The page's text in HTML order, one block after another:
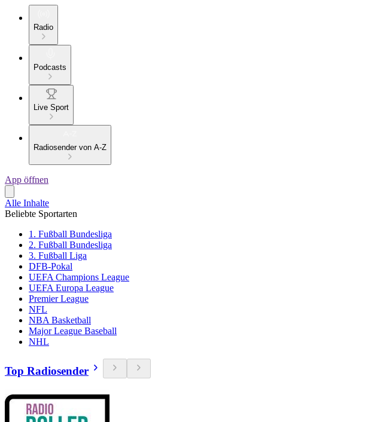
Radio
Podcasts
Live Sport
Radiosender von A-Z
App öffnen
Alle Inhalte
Beliebte Sportarten
1. Fußball Bundesliga
2. Fußball Bundesliga
3. Fußball Liga
DFB-Pokal
UEFA Champions League
UEFA Europa League
Premier League
NFL
NBA Basketball
Major League Baseball
NHL
Top Radiosender